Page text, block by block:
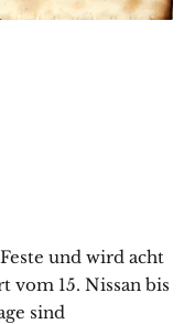
und wird acht
vom 15. Nissan bis
sind